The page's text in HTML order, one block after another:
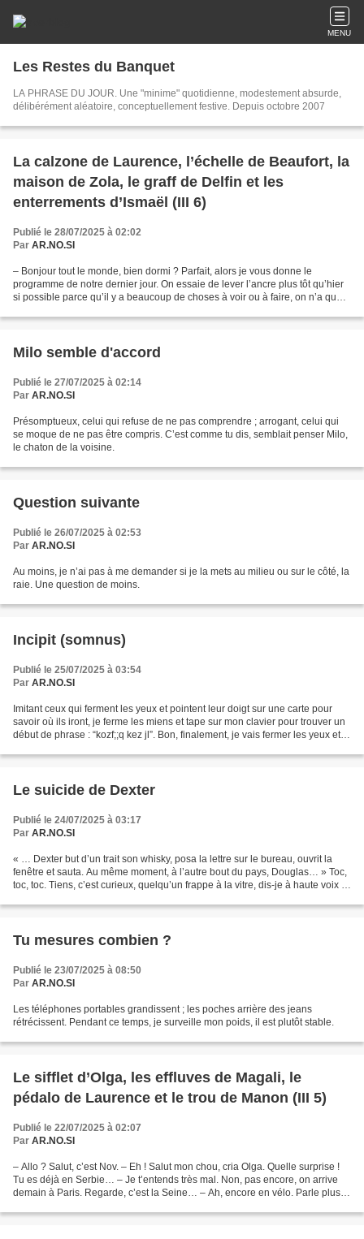
MENU
Les Restes du Banquet
LA PHRASE DU JOUR. Une "minime" quotidienne, modestement absurde,
délibérément aléatoire, conceptuellement festive. Depuis octobre 2007
La calzone de Laurence, l’échelle de Beaufort, la
maison de Zola, le graff de Delfin et les
enterrements d’Ismaël (III 6)
Publié le 28/07/2025 à 02:02
Par AR.NO.SI
– Bonjour tout le monde, bien dormi ? Parfait, alors je vous donne le
programme de notre dernier jour. On essaie de lever l’ancre plus tôt qu’hier
si possible parce qu’il y a beaucoup de choses à voir ou à faire, on n’a que
Milo semble d'accord
Publié le 27/07/2025 à 02:14
Par AR.NO.SI
Présomptueux, celui qui refuse de ne pas comprendre ; arrogant, celui qui
se moque de ne pas être compris. C’est comme tu dis, semblait penser Milo,
le chaton de la voisine.
Question suivante
Publié le 26/07/2025 à 02:53
Par AR.NO.SI
Au moins, je n’ai pas à me demander si je la mets au milieu ou sur le côté, la
raie. Une question de moins.
Incipit (somnus)
Publié le 25/07/2025 à 03:54
Par AR.NO.SI
Imitant ceux qui ferment les yeux et pointent leur doigt sur une carte pour
savoir où ils iront, je ferme les miens et tape sur mon clavier pour trouver un
début de phrase : “kozf;;q kez jl”. Bon, finalement, je vais fermer les yeux et
Le suicide de Dexter
Publié le 24/07/2025 à 03:17
Par AR.NO.SI
« … Dexter but d’un trait son whisky, posa la lettre sur le bureau, ouvrit la
fenêtre et sauta. Au même moment, à l’autre bout du pays, Douglas… » Toc,
toc, toc. Tiens, c’est curieux, quelqu’un frappe à la vitre, dis-je à haute voix !
Tu mesures combien ?
Publié le 23/07/2025 à 08:50
Par AR.NO.SI
Les téléphones portables grandissent ; les poches arrière des jeans
rétrécissent. Pendant ce temps, je surveille mon poids, il est plutôt stable.
Le sifflet d’Olga, les effluves de Magali, le
pédalo de Laurence et le trou de Manon (III 5)
Publié le 22/07/2025 à 02:07
Par AR.NO.SI
– Allo ? Salut, c’est Nov. – Eh ! Salut mon chou, cria Olga. Quelle surprise !
Tu es déjà en Serbie… – Je t’entends très mal. Non, pas encore, on arrive
demain à Paris. Regarde, c’est la Seine… – Ah, encore en vélo. Parle plus